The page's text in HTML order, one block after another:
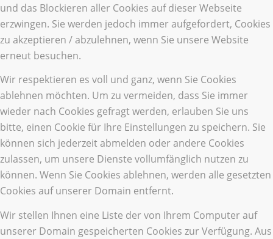
und das Blockieren aller Cookies auf dieser Webseite
erzwingen. Sie werden jedoch immer aufgefordert, Cookies
zu akzeptieren / abzulehnen, wenn Sie unsere Website
erneut besuchen.
Wir respektieren es voll und ganz, wenn Sie Cookies
ablehnen möchten. Um zu vermeiden, dass Sie immer
wieder nach Cookies gefragt werden, erlauben Sie uns
bitte, einen Cookie für Ihre Einstellungen zu speichern. Sie
können sich jederzeit abmelden oder andere Cookies
zulassen, um unsere Dienste vollumfänglich nutzen zu
können. Wenn Sie Cookies ablehnen, werden alle gesetzten
Cookies auf unserer Domain entfernt.
Wir stellen Ihnen eine Liste der von Ihrem Computer auf
unserer Domain gespeicherten Cookies zur Verfügung. Aus